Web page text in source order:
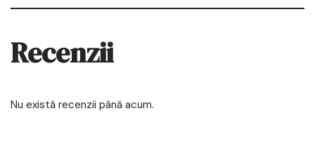
Recenzii
Nu există recenzii până acum.